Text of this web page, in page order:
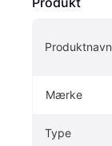
Produktnavn
Mærke
Type